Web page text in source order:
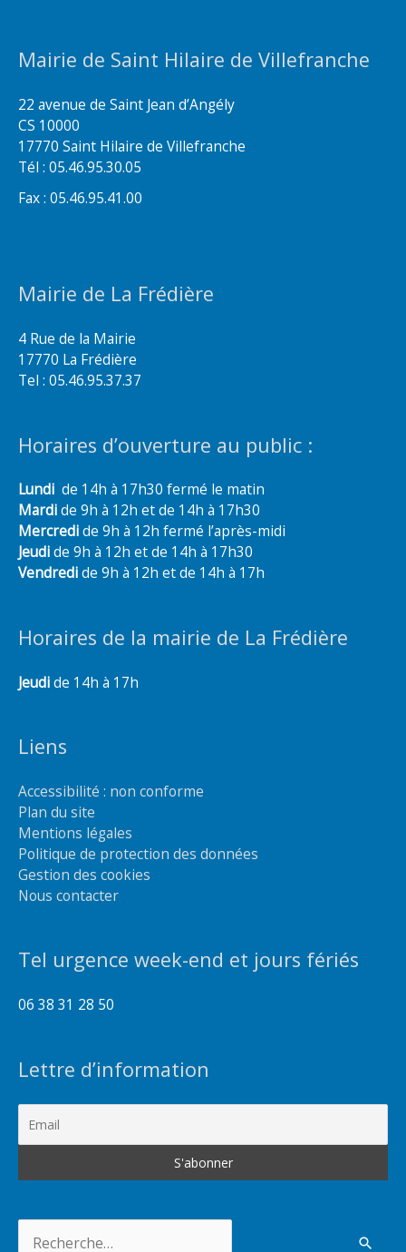
Mairie de Saint Hilaire de Villefranche
22 avenue de Saint Jean d’Angély
CS 10000
17770 Saint Hilaire de Villefranche
Tél : 05.46.95.30.05
Fax : 05.46.95.41.00
Mairie de La Frédière
4 Rue de la Mairie
17770 La Frédière
Tel : 05.46.95.37.37
Horaires d’ouverture au public :
Lundi de 14h à 17h30 fermé le matin
Mardide 9h à 12h et de 14h à 17h30
Mercredide 9h à 12h fermé l’après-midi
Jeudide 9h à 12h et de 14h à 17h30
Vendredide 9h à 12h et de 14h à 17h
Horaires de la mairie de La Frédière
Jeudide 14h à 17h
Liens
Accessibilité : non conforme
Plan du site
Mentions légales
Politique de protection des données
Gestion des cookies
Nous contacter
Tel urgence week-end et jours fériés
06 38 31 28 50
Lettre d’information